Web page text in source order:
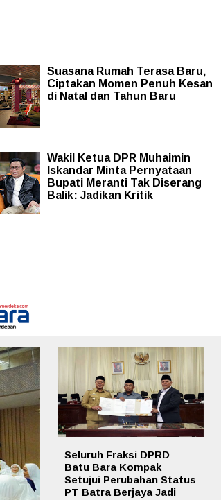
Suasana Rumah Terasa Baru,
Ciptakan Momen Penuh Kesan
di Natal dan Tahun Baru
Wakil Ketua DPR Muhaimin
Iskandar Minta Pernyataan
Bupati Meranti Tak Diserang
Balik: Jadikan Kritik
Seluruh Fraksi DPRD
Batu Bara Kompak
Setujui Perubahan Status
PT Batra Berjaya Jadi